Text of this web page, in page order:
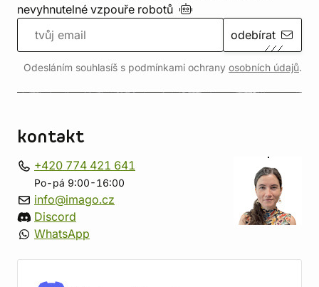
nevyhnutelné vzpouře robotů
odebírat
Odesláním souhlasíš s podmínkami ochrany osobních údajů.
kontakt
+420 774 421 641
Po-pá 9:00-16:00
info@imago.cz
Discord
WhatsApp